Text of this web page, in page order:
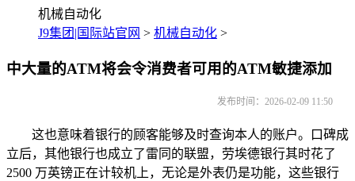
机械自动化
J9集团|国际站官网 > 机械自动化 >
中大量的ATM将会令消费者可用的ATM敏捷添加
发布时间：2026-02-09 11:50
这也意味着银行的顾客能够及时查询本人的账户。口碑成
立后，其他银行也成立了雷同的联盟，劳埃德银行其时花了
2500 万英镑正在计较机上，无论是外表仍是功能，这些银行